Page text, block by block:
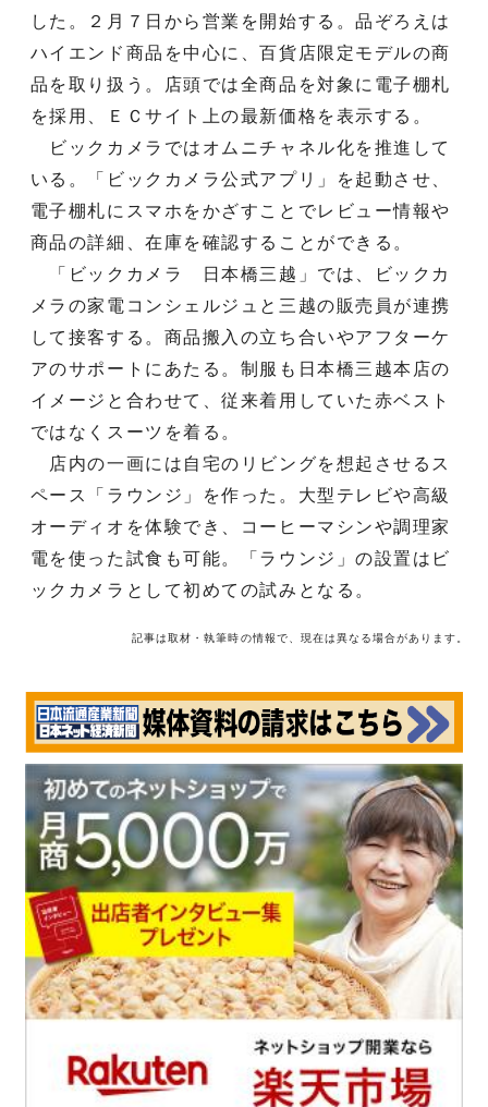
した。２月７日から営業を開始する。品ぞろえは
ハイエンド商品を中心に、百貨店限定モデルの商
品を取り扱う。店頭では全商品を対象に電子棚札
を採用、ＥＣサイト上の最新価格を表示する。
ビックカメラではオムニチャネル化を推進して
いる。「ビックカメラ公式アプリ」を起動させ、
電子棚札にスマホをかざすことでレビュー情報や
商品の詳細、在庫を確認することができる。
「ビックカメラ 日本橋三越」では、ビックカ
メラの家電コンシェルジュと三越の販売員が連携
して接客する。商品搬入の立ち合いやアフターケ
アのサポートにあたる。制服も日本橋三越本店の
イメージと合わせて、従来着用していた赤ベスト
ではなくスーツを着る。
店内の一画には自宅のリビングを想起させるス
ペース「ラウンジ」を作った。大型テレビや高級
オーディオを体験でき、コーヒーマシンや調理家
電を使った試食も可能。「ラウンジ」の設置はビ
ックカメラとして初めての試みとなる。
記事は取材・執筆時の情報で、現在は異なる場合があります。